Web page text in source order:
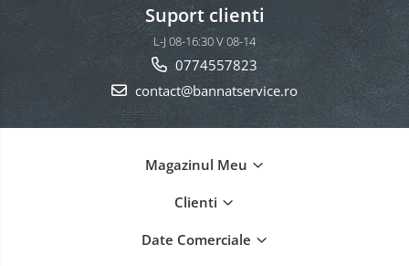
Suport clienti
L-J 08-16:30 V 08-14
0774557823
contact@bannatservice.ro
Magazinul Meu
Clienti
Date Comerciale